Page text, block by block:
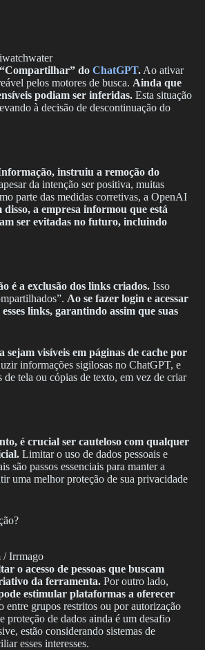
do ChatGPT.Ao ativar
pelos motores de busca. Ainda que
podiam ser inferidas. Esta situação
à decisão de descontinuação do
instruiu a remoção do
da intenção ser positiva, muitas
parte das medidas corretivas, a OpenAI
disso, a empresa informou que está
ser evitadas no futuro, incluindo
é a exclusão dos links criados. Isso
Ao se fazer login e acessar
links, garantindo assim que suas
sejam visíveis em páginas de cache por
informações sigilosas no ChatGPT, e
tela ou cópias de texto, em vez de criar
é crucial ser cauteloso com qualquer
Limitar o uso de dados pessoais e
são passos essenciais para manter a
uma melhor proteção de sua privacidade
/ Irrmago
o acesso de pessoas que buscam
da ferramenta. Por outro lado,
estimular plataformas a oferecer
entre grupos restritos ou por autorização
proteção de dados ainda é um desafio
estão considerando sistemas de
esses interesses.